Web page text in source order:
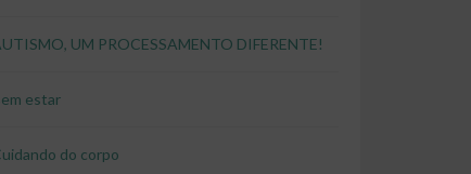
UM PROCESSAMENTO DIFERENTE!
estar
do corpo